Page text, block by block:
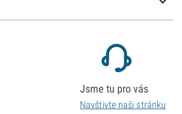
Jsme tu pro vás
Navštivte naši stránku